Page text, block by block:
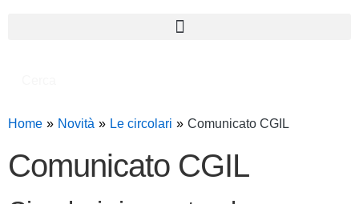
Home Novità Le circolari Comunicato CGIL
Comunicato CGIL